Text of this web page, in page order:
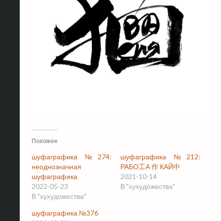
Похожее
шуфаграфика №274:
неоднозначная
шуфаграфика
2022-05-23
В "хухудожества"
шуфаграфика №212:
РАБО工А 作 КАЙ中
2021-10-14
В "хухудожества"
шуфаграфика №376